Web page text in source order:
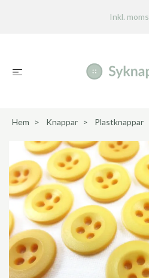
Inkl. moms
Hem Knappar Plastknappar